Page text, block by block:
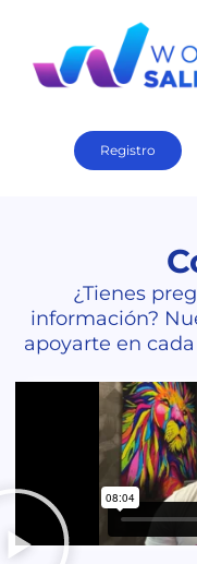
Registro
¿Tienes
información?
apoyarte en